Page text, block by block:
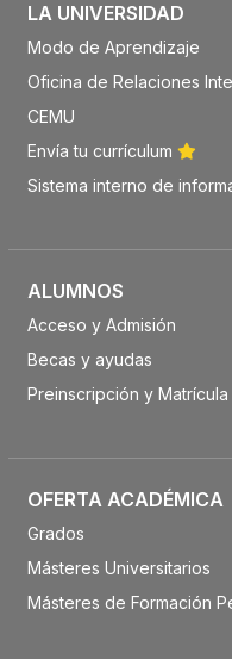
LA UNIVERSIDAD
Modo de Aprendizaje
Oficina de Relaciones
CEMU
Envía tu currículum
Sistema interno de
ALUMNOS
Acceso y Admisión
Becas y ayudas
Preinscripción y Matrícula
OFERTA ACADÉMICA
Grados
Másteres Universitarios
Másteres de Formación